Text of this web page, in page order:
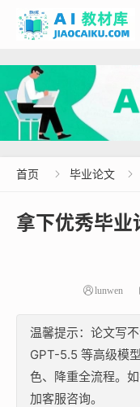
首页  毕业论文 
拿下优秀毕
lunwen
温馨提示：论文写
GPT-5.5 等高级模
色、降重全流程。
加客服咨询。